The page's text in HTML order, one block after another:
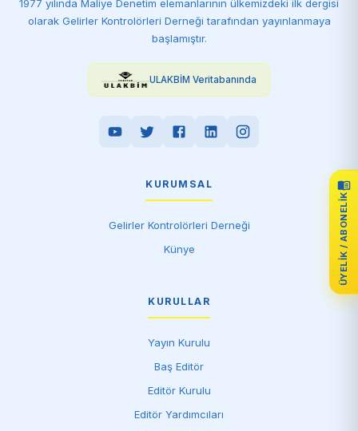
ÜYELIK / ABONELIK
1977 yılında Maliye Denetim elemanlarının ülkemizdeki ilk dergisi
olarak Gelirler Kontrolörleri Derneği tarafından yayınlanmaya
başlamıştır.
ULAKBİM Veritabanında
KURUMSAL
Gelirler Kontrolörleri Derneği
Künye
KURULLAR
Yayın Kurulu
Baş Editör
Editör Kurulu
Editör Yardımcıları